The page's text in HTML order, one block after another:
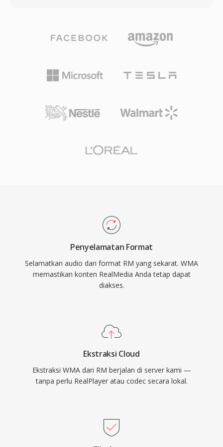
bandwidth yang tersedia secara real time.
Kontainer ini mendukung metadata untuk
RealNetworks mengembangkan protokol
format ini untuk pengiriman jaringan yang
efisien. Kompresi dalam RM dianggap
video yang dapat ditonton pada bit rate
arsip dari era internet awal, termasuk
organisasi berita, institusi pendidikan, dan
perpustakaan media yang mengadopsi
popularitasnya.
biasanya dibutuhkan MP3 untuk hasil yang
hingga mencakup WMA Professional untuk
suara surround dan audio beresolusi tinggi,
perfect, dan WMA Voice yang dioptimalkan
Windows Media Player, dan ekosistem Zune
Encoding dan decoding ditangani secara native
oleh Windows, tidak memerlukan perangkat
lunak pihak ketiga untuk pemutaran di mesin
Windows mana pun. Dukungan lintas platform
telah meningkat melalui pustaka seperti
Format ini masih muncul dalam pustaka media
streaming dan penggunaan portabel.
Penyelamatan Format
Selamatkan audio dari format RM yang sekarat. WMA
memastikan konten RealMedia Anda tetap dapat
diakses.
Ekstraksi Cloud
Ekstraksi WMA dari RM berjalan di server kami —
tanpa perlu RealPlayer atau codec secara lokal.